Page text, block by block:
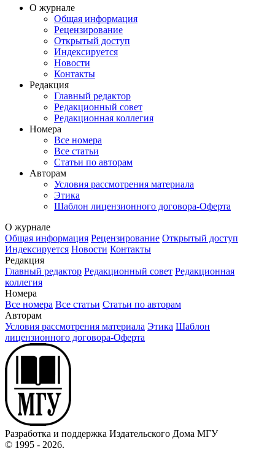
О журнале
Общая информация
Рецензирование
Открытый доступ
Индексируется
Новости
Контакты
Редакция
Главный редактор
Редакционный совет
Редакционная коллегия
Номера
Все номера
Все статьи
Статьи по авторам
Авторам
Условия рассмотрения материала
Этика
Шаблон лицензионного договора-Оферта
О журнале
Общая информация Рецензирование Открытый доступ
Индексируется Новости Контакты
Редакция
Главный редактор Редакционный совет Редакционная
коллегия
Номера
Все номера Все статьи Статьи по авторам
Авторам
Условия рассмотрения материала Этика Шаблон
лицензионного договора-Оферта
Разработка и поддержка Издательского Дома МГУ
© 1995 - 2026.